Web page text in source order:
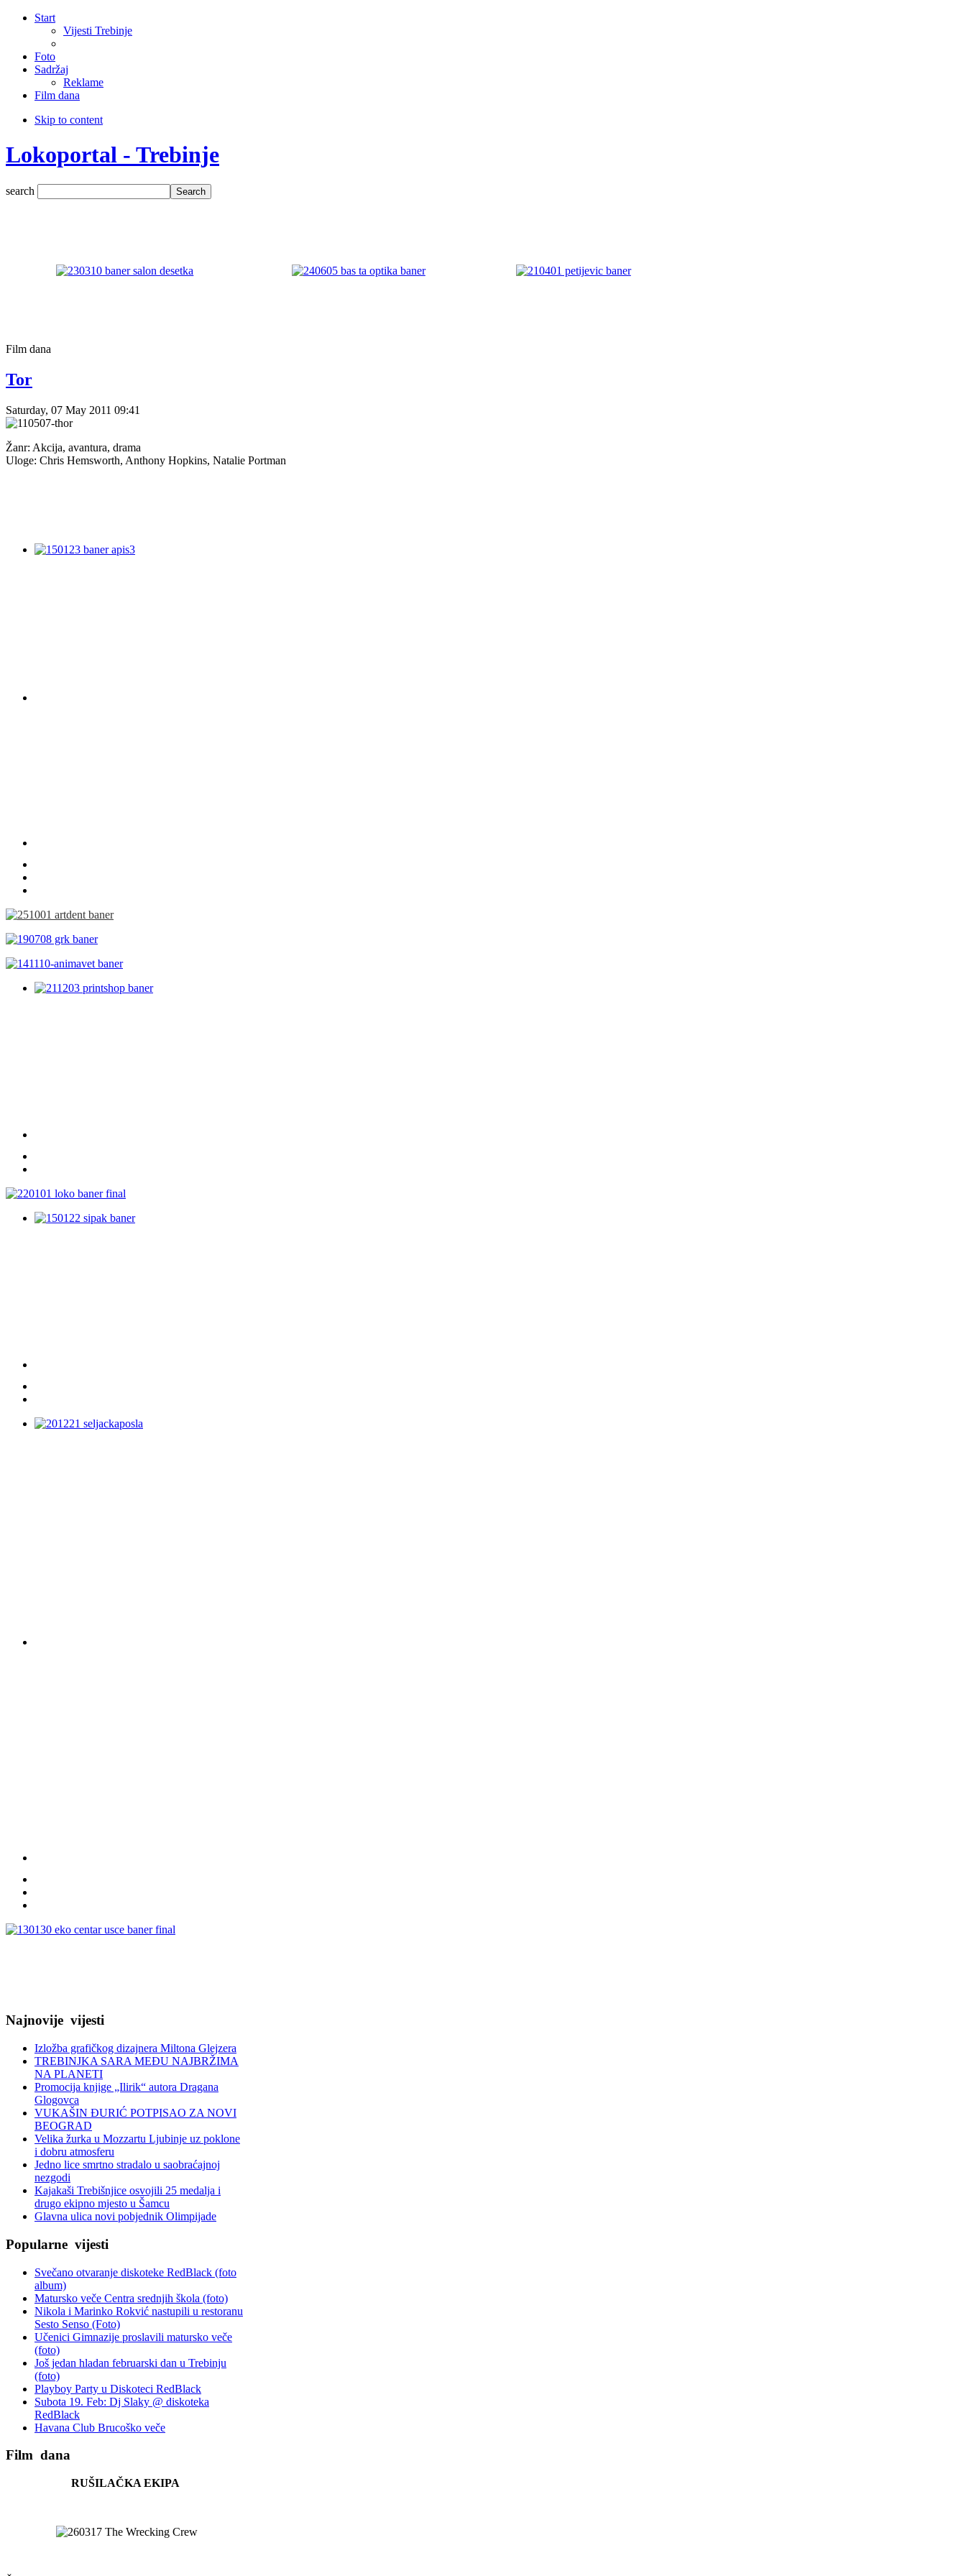
Start
Vijesti Trebinje
Foto
Sadržaj
Reklame
Film dana
Skip to content
Lokoportal - Trebinje
search
Film dana
Tor
Saturday, 07 May 2011 09:41
Žanr: Akcija, avantura, drama
Uloge: Chris Hemsworth, Anthony Hopkins, Natalie Portman
Najnovije vijesti
Izložba grafičkog dizajnera Miltona Glejzera
TREBINЈKA SARA MEĐU NAJBRŽIMA
NA PLANETI
Promocija knjige „Ilirik“ autora Dragana
Glogovca
VUKAŠIN ĐURIĆ POTPISAO ZA NOVI
BEOGRAD
Velika žurka u Mozzartu Ljubinje uz poklone
i dobru atmosferu
Jedno lice smrtno stradalo u saobraćajnoj
nezgodi
Kajakaši Trebišnjice osvojili 25 medalja i
drugo ekipno mjesto u Šamcu
Glavna ulica novi pobjednik Olimpijade
Popularne vijesti
Svečano otvaranje diskoteke RedBlack (foto
album)
Matursko veče Centra srednjih škola (foto)
Nikola i Marinko Rokvić nastupili u restoranu
Sesto Senso (Foto)
Učenici Gimnazije proslavili matursko veče
(foto)
Još jedan hladan februarski dan u Trebinju
(foto)
Playboy Party u Diskoteci RedBlack
Subota 19. Feb: Dj Slaky @ diskoteka
RedBlack
Havana Club Brucoško veče
Film dana
RUŠILAČKA EKIPA